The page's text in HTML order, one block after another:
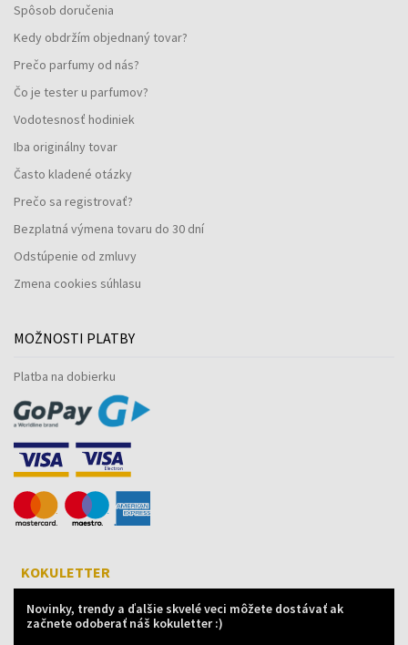
Spôsob doručenia
Kedy obdržím objednaný tovar?
Prečo parfumy od nás?
Čo je tester u parfumov?
Vodotesnosť hodiniek
Iba originálny tovar
Často kladené otázky
Prečo sa registrovať?
Bezplatná výmena tovaru do 30 dní
Odstúpenie od zmluvy
Zmena cookies súhlasu
MOŽNOSTI PLATBY
Platba na dobierku
KOKULETTER
Novinky, trendy a ďalšie skvelé veci môžete dostávať ak
začnete odoberať náš kokuletter :)